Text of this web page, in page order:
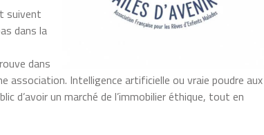
suivent
dans la
dans
association. Intelligence artificielle ou vraie poudre aux
d’avoir un marché de l’immobilier éthique, tout en